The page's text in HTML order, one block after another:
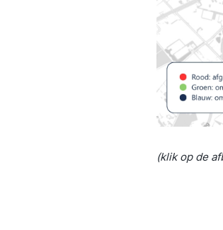
(klik op de